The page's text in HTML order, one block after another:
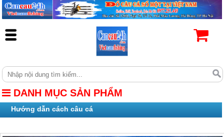
DANH MỤC SẢN PHẨM
Hướng dẫn cách câu cá